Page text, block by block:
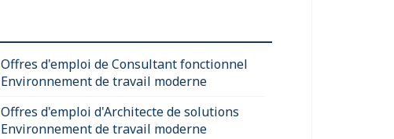
Offres d'emploi de Consultant fonctionnel
Environnement de travail moderne
Offres d'emploi d'Architecte de solutions
Environnement de travail moderne